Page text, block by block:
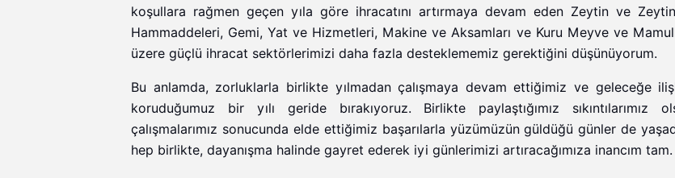
koşullara rağmen geçen yıla göre ihracatını artırmaya devam eden Zeytin ve
Hammaddeleri, Gemi, Yat ve Hizmetleri, Makine ve Aksamları ve Kuru Meyve ve
üzere güçlü ihracat sektörlerimizi daha fazla desteklememiz gerektiğini düşünüyorum.
Bu anlamda, zorluklarla birlikte yılmadan çalışmaya devam ettiğimiz ve geleceğe
koruduğumuz bir yılı geride bırakıyoruz. Birlikte paylaştığımız sıkıntılarımız
çalışmalarımız sonucunda elde ettiğimiz başarılarla yüzümüzün güldüğü günler de
hep birlikte, dayanışma halinde gayret ederek iyi günlerimizi artıracağımıza inancım tam.